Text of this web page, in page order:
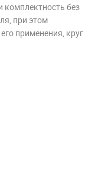
комплектность без
при этом
применения, круг